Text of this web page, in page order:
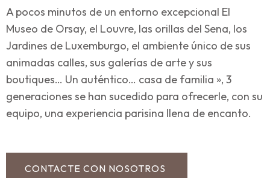
A pocos minutos de un entorno excepcional El
Museo de Orsay, el Louvre, las orillas del Sena, los
Jardines de Luxemburgo, el ambiente único de sus
animadas calles, sus galerías de arte y sus
boutiques… Un auténtico… casa de familia », 3
generaciones se han sucedido para ofrecerle, con su
equipo, una experiencia parisina llena de encanto.
CONTACTE CON NOSOTROS